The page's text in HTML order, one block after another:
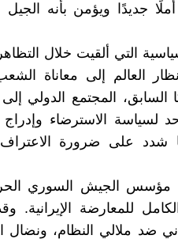
جديدًا ويؤمن بأنه
التي ألقيت خلال
العالم إلى معاناة
المجتمع الدولي إلى
حد لسياسة الاسترضاء
شدد على ضرورة الاعتراف
مؤسس الجيش السوري
للمعارضة الإيرانية.
ضد ملالي النظام،